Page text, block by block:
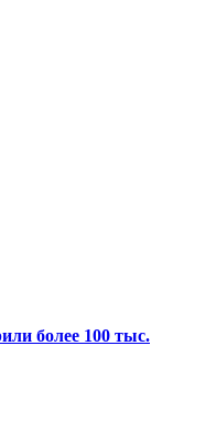
более 100 тыс.